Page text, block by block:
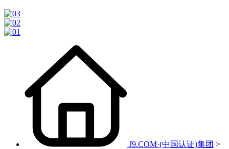
J9.COM·(中国认证)集团 >